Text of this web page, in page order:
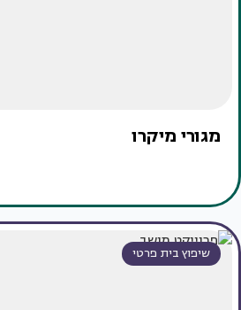
מגורי מיקרו
שיפוץ בית פרטי